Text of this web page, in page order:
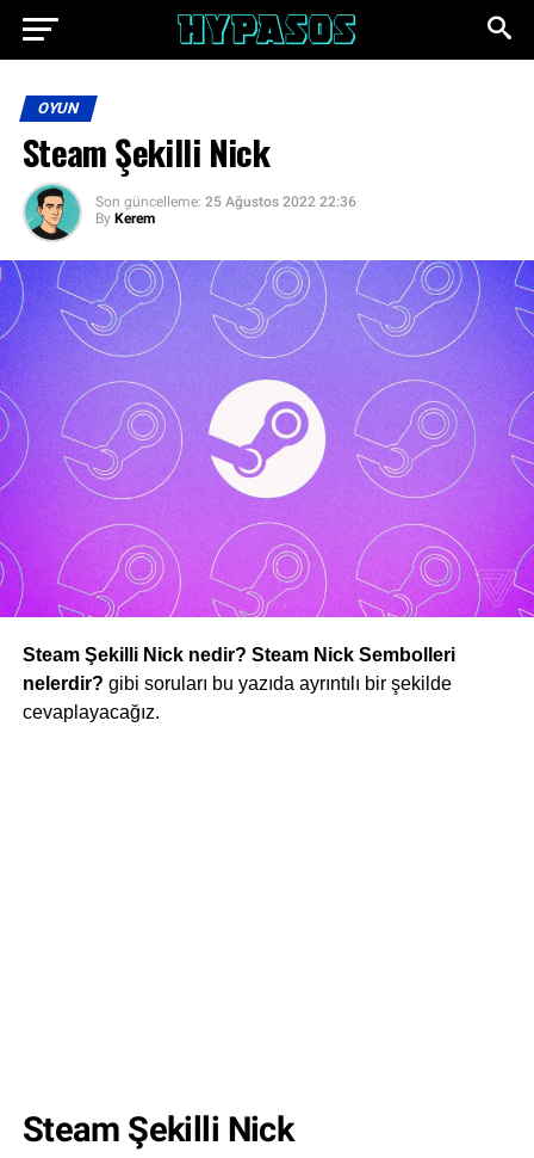
OYUN
Steam Şekilli Nick
Son güncelleme: 25 Ağustos 2022 22:36
By Kerem
Steam Şekilli Nick nedir? Steam Nick Sembolleri
nelerdir? gibi soruları bu yazıda ayrıntılı bir şekilde
cevaplayacağız.
Steam Şekilli Nick